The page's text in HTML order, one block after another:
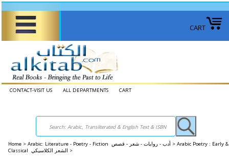
CART
CONTACT-VISIT US ALL DEPARTMENTS CART
Home > Arabic: Literature - Poetry - Fiction أدب - روايات - شعر - قصص > Arabic Poetry : Early &
Classical الشعر الكلاسيكي >